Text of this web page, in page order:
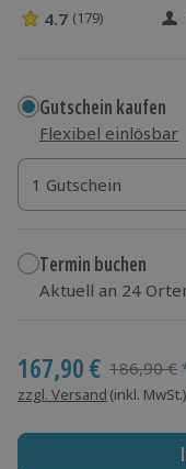
4.7 Sterne von 5 aus
4.7 (179)
Gutschein kaufen
Flexibel einlösbar
1 Gutschein
1 Gutschein
1 Gutschein
Termin buchen
Aktuell an 24
167,90 € 186,90 €
zzgl. Versand (inkl. MwSt.)